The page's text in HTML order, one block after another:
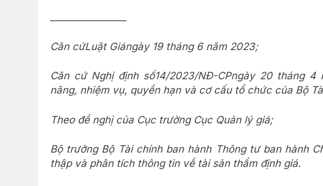
Căn cứLuật Giángày 19 tháng 6 năm 2023;
Căn cứ Nghị định số14/2023/NĐ-CPngày 20 tháng 4
năng, nhiệm vụ, quyền hạn và cơ cấu tổ chức của Bộ
Theo đề nghị của Cục trường Cục Quản lý giá;
Bộ trưởng Bộ Tài chính ban hành Thông tư ban hành
thập và phân tích thông tin về tài sản thẩm định giá.